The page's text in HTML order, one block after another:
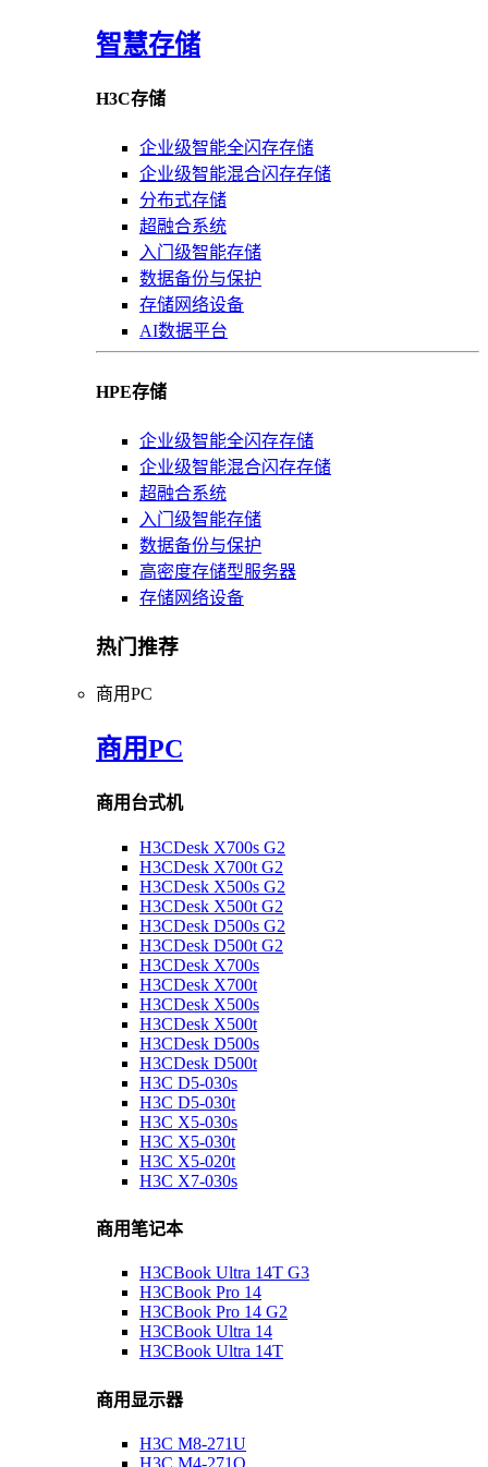
智慧存储
H3C存储
企业级智能全闪存存储
企业级智能混合闪存存储
分布式存储
超融合系统
入门级智能存储
数据备份与保护
存储网络设备
AI数据平台
HPE存储
企业级智能全闪存存储
企业级智能混合闪存存储
超融合系统
入门级智能存储
数据备份与保护
高密度存储型服务器
存储网络设备
热门推荐
商用PC
商用PC
商用台式机
H3CDesk X700s G2
H3CDesk X700t G2
H3CDesk X500s G2
H3CDesk X500t G2
H3CDesk D500s G2
H3CDesk D500t G2
H3CDesk X700s
H3CDesk X700t
H3CDesk X500s
H3CDesk X500t
H3CDesk D500s
H3CDesk D500t
H3C D5-030s
H3C D5-030t
H3C X5-030s
H3C X5-030t
H3C X5-020t
H3C X7-030s
商用笔记本
H3CBook Ultra 14T G3
H3CBook Pro 14
H3CBook Pro 14 G2
H3CBook Ultra 14
H3CBook Ultra 14T
商用显示器
H3C M8-271U
H3C M4-271Q